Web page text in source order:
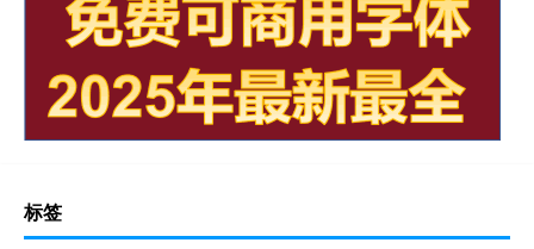
标签